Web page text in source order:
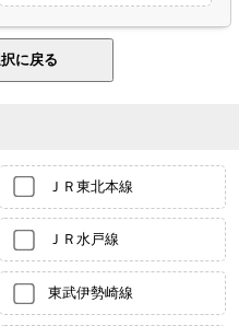
ＪＲ東北本線
ＪＲ水戸線
東武伊勢崎線